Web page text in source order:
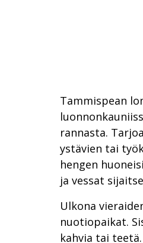
Tammispean
rannasta.
ystävien tai
hengen
ja vessat
Ulkona
nuotiopaikat.
kahvia tai